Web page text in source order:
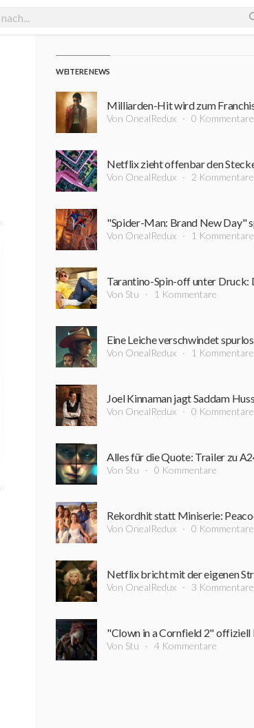
WEITERE NEWS
Von OnealRedux 0 Kommentare
Von OnealRedux 2 Kommentare
Von OnealRedux 1 Kommentare
Von Stu 1 Kommentare
Von OnealRedux 1 Kommentare
Von OnealRedux 0 Kommentare
Von Stu 0 Kommentare
Von OnealRedux 0 Kommentare
Von OnealRedux 3 Kommentare
Von Stu 4 Kommentare